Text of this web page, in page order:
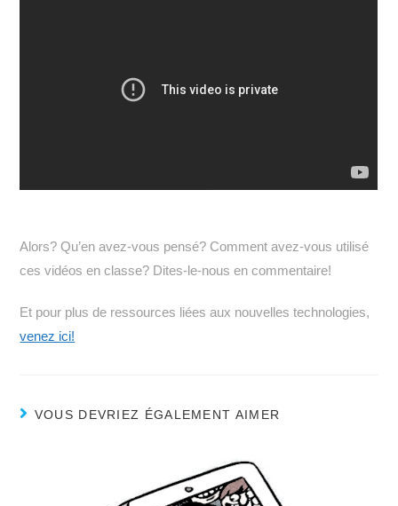
Alors? Qu’en avez-vous pensé? Comment avez-vous utilisé
ces vidéos en classe? Dites-le-nous en commentaire!
Et pour plus de ressources liées aux nouvelles technologies,
venez ici!
VOUS DEVRIEZ ÉGALEMENT AIMER